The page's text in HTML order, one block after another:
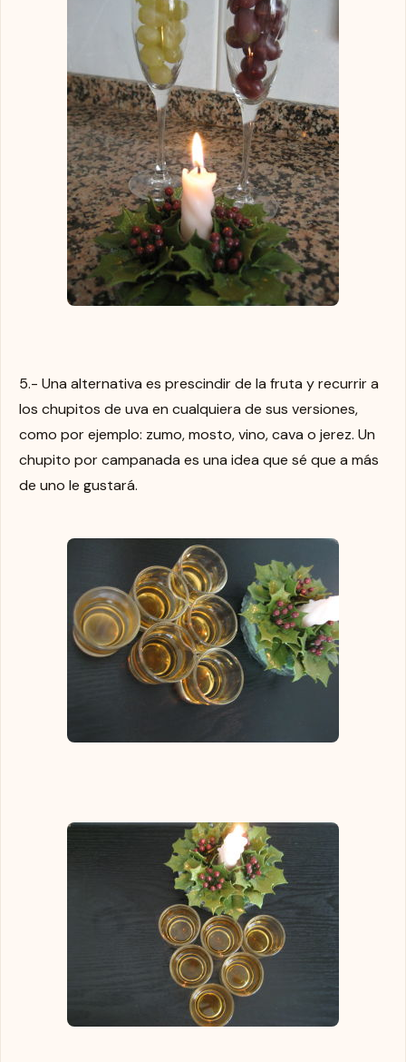
5.- Una alternativa es prescindir de la fruta y recurrir a
los chupitos de uva en cualquiera de sus versiones,
como por ejemplo: zumo, mosto, vino, cava o jerez. Un
chupito por campanada es una idea que sé que a más
de uno le gustará.